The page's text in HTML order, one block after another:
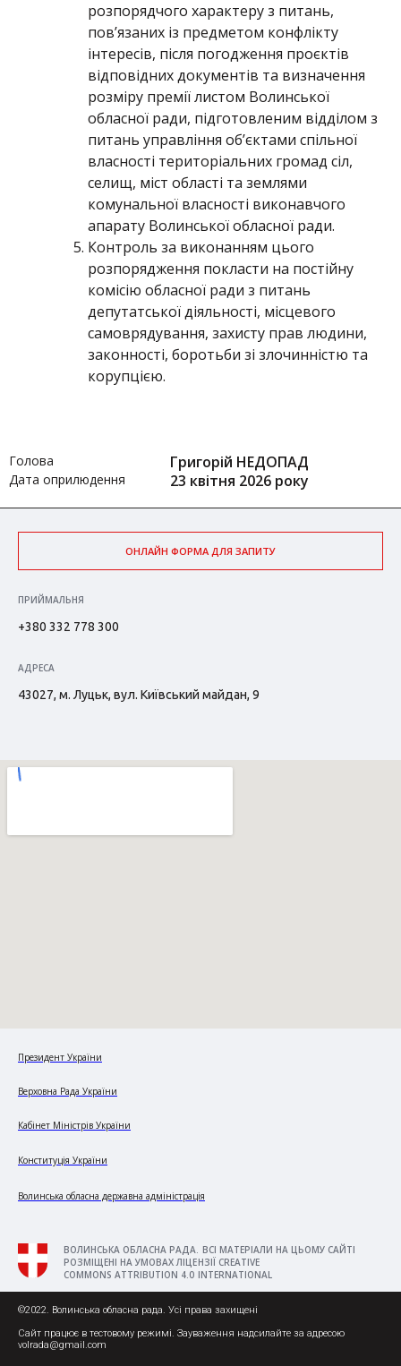
розпорядчого характеру з питань,
пов’язаних із предметом конфлікту
інтересів, після погодження проєктів
відповідних документів та визначення
розміру премії листом Волинської
обласної ради, підготовленим відділом з
питань управління об’єктами спільної
власності територіальних громад сіл,
селищ, міст області та землями
комунальної власності виконавчого
апарату Волинської обласної ради.
Контроль за виконанням цього
розпорядження покласти на постійну
комісію обласної ради з питань
депутатської діяльності, місцевого
самоврядування, захисту прав людини,
законності, боротьби зі злочинністю та
корупцією.
Голова Григорій НЕДОПАД
Дата оприлюдення 23 квітня 2026 року
ОНЛАЙН ФОРМА ДЛЯ ЗАПИТУ
ПРИЙМАЛЬНЯ
+380 332 778 300
АДРЕСА
43027, м. Луцьк, вул. Київський майдан, 9
Президент України
Верховна Рада України
Кабінет Міністрів України
Конституція України
Волинська обласна державна адміністрація
ВОЛИНСЬКА ОБЛАСНА РАДА. ВСІ МАТЕРІАЛИ НА ЦЬОМУ САЙТІ
РОЗМІЩЕНІ НА УМОВАХ ЛІЦЕНЗІЇ CREATIVE
COMMONS ATTRIBUTION 4.0 INTERNATIONAL
©2022. Волинська обласна рада. Усі права захищені
Сайт працює в тестовому режимі. Зауваження надсилайте за адресою
volrada@gmail.com